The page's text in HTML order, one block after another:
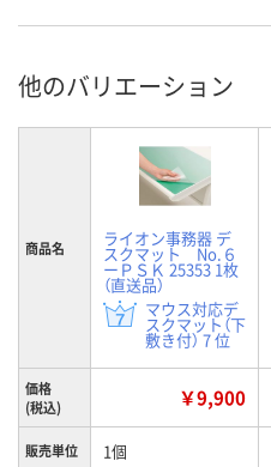
他のバリエーション
商品名 ライオン事務器 デ
スクマット No.６
ーＰＳＫ 25353 1枚
（直送品）
マウス対応デ
スクマット（下
敷き付） 7 位
価格
(税込)
￥9,900
販売単位 1個